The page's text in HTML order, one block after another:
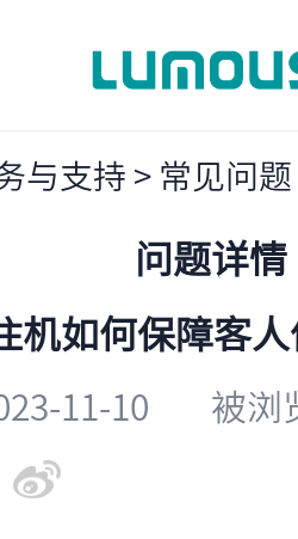
与支持 > 常见问题
问题详情
机如何保障客
11-10
被浏